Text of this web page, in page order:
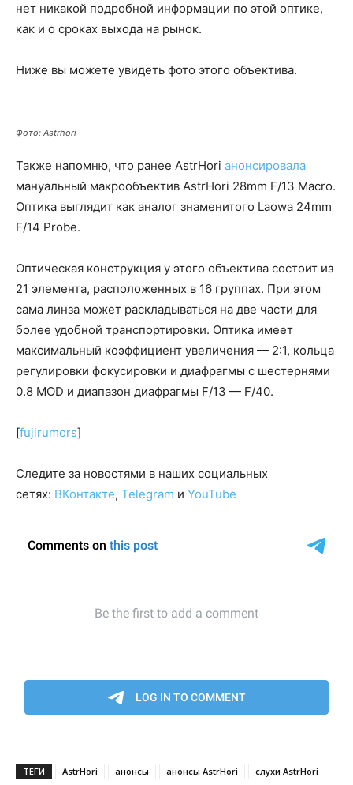
нет никакой подробной информации по этой оптике,
как и о сроках выхода на рынок.
Ниже вы можете увидеть фото этого объектива.
Фото: Astrhori
Также напомню, что ранее AstrHori анонсировала
мануальный макрообъектив AstrHori 28mm F/13 Macro.
Оптика выглядит как аналог знаменитого Laowa 24mm
F/14 Probe.
Оптическая конструкция у этого объектива состоит из
21 элемента, расположенных в 16 группах. При этом
сама линза может раскладываться на две части для
более удобной транспортировки. Оптика имеет
максимальный коэффициент увеличения — 2:1, кольца
регулировки фокусировки и диафрагмы с шестернями
0.8 MOD и диапазон диафрагмы F/13 — F/40.
[fujirumors]
Следите за новостями в наших социальных
сетях: ВКонтакте, Telegram и YouTube
ТЕГИ AstrHori анонсы анонсы AstrHori слухи AstrHori